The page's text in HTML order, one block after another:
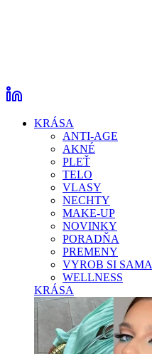
KRÁSA
ANTI-AGE
AKNÉ
PLEŤ
TELO
VLASY
NECHTY
MAKE-UP
NOVINKY
PORADŇA
PREMENY
VYROB SI SAMA
WELLNESS
KRÁSA